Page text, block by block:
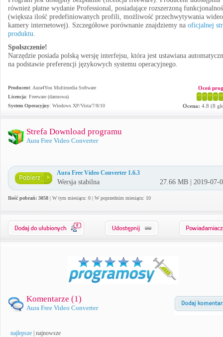
również płatne wydanie Professional, posiadające rozszerzoną
(większa ilość predefiniowanych profili, możliwość przechwytywania
kamery internetowej). Szczegółowe porównanie znajdziemy na oficjalnej
produktu.
Spolszczenie!
Narzędzie posiada polską wersję interfejsu, która jest ustawiana
na podstawie preferencji językowych systemu operacyjnego.
Producent: Aura4You Multimedia Software
Licencja: Freeware (darmowa)
System Operacyjny: Windows XP/Vista/7/8/10
Oceń
Ocena: 4.8 (8
Strefa Download programu
Aura Free Video Converter
Aura Free Video Converter 1.6.3
Wersja stabilna 27.66 MB | 2019-07-
Ilość pobrań: 3058 | W tym miesiącu: 0 | W poprzednim miesiącu: 10
0
Komentarze (1)
Aura Free Video Converter
najlepsze najnowsze